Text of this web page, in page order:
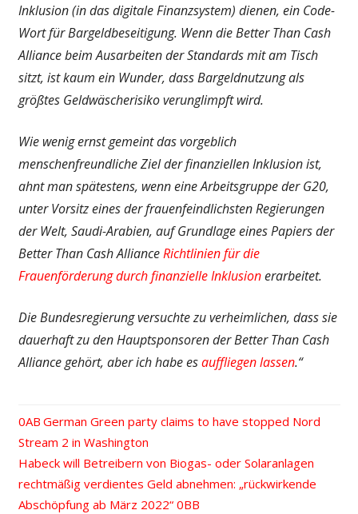
Inklusion (in das digitale Finanzsystem) dienen, ein Code-
Wort für Bargeldbeseitigung. Wenn die Better Than Cash
Alliance beim Ausarbeiten der Standards mit am Tisch
sitzt, ist kaum ein Wunder, dass Bargeldnutzung als
größtes Geldwäscherisiko verunglimpft wird.
Wie wenig ernst gemeint das vorgeblich
menschenfreundliche Ziel der finanziellen Inklusion ist,
ahnt man spätestens, wenn eine Arbeitsgruppe der G20,
unter Vorsitz eines der frauenfeindlichsten Regierungen
der Welt, Saudi-Arabien, auf Grundlage eines Papiers der
Better Than Cash AllianceRichtlinien für die
Frauenförderung durch finanzielle Inklusionerarbeitet.
Die Bundesregierung versuchte zu verheimlichen, dass sie
dauerhaft zu den Hauptsponsoren der Better Than Cash
Alliance gehört, aber ich habe esauffliegen lassen.“
Beitrags-
Navigation
Vorheriger
Beitrag:
German Green party claims to have stopped Nord
Stream 2 in Washington
Nächster
Beitrag:
Habeck will Betreibern von Biogas- oder Solaranlagen
rechtmäßig verdientes Geld abnehmen: „rückwirkende
Abschöpfung ab März 2022“